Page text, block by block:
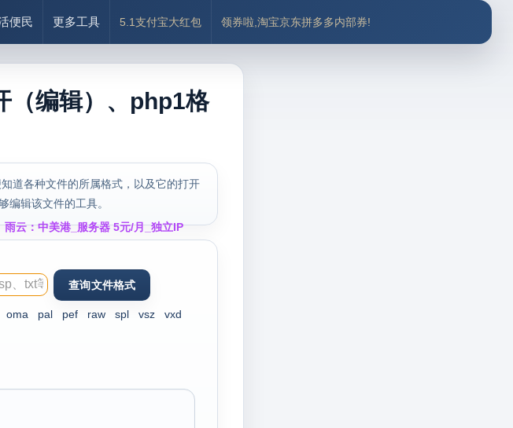
便民 更多工具 5.1支付宝大红包 领券啦,淘宝京东拼多多内部券!
（编辑）、php1格
道各种文件的所属格式，以及它的打开
编辑该文件的工具。
雨云：中美港_服务器 5元/月_独立IP
oma pal pef raw spl vsz
vxd